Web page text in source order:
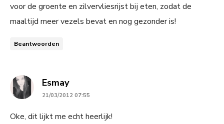
voor de groente en zilvervliesrijst bij eten, zodat de
maaltijd meer vezels bevat en nog gezonder is!
Beantwoorden
Esmaysays:
21/03/2012 07:55
Oke, dit lijkt me echt heerlijk!